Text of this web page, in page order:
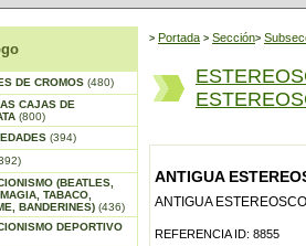
DE CROMOS (480)
CAJAS DE
(800)
(394)
(BEATLES,
TABACO,
BANDERINES) (436)
DEPORTIVO
> Portada > Sección>
ANTIGUA
ANTIGUA
REFERENCIA ID: 8855